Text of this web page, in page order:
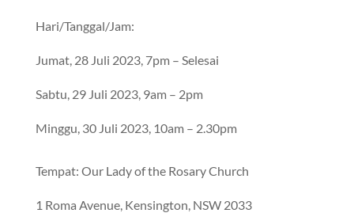
Hari/Tanggal/Jam:
Jumat, 28 Juli 2023, 7pm – Selesai
Sabtu, 29 Juli 2023, 9am – 2pm
Minggu, 30 Juli 2023, 10am – 2.30pm
Tempat: Our Lady of the Rosary Church
1 Roma Avenue, Kensington, NSW 2033